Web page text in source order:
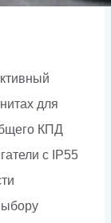
для
КПД
с IP55